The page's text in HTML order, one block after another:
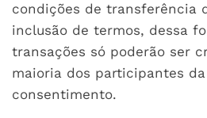
condições de transferência
inclusão de termos, dessa
transações só poderão ser
maioria dos participantes
consentimento.